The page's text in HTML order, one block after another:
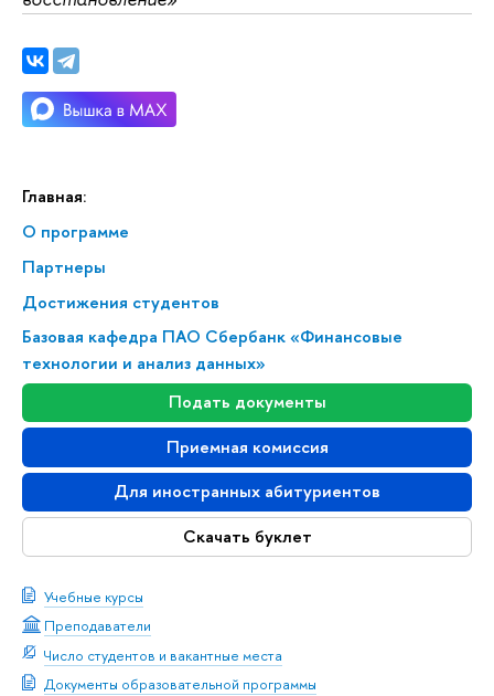
Главная:
О программе
Партнеры
Достижения студентов
Базовая кафедра ПАО Сбербанк «Финансовые
технологии и анализ данных»
Подать документы
Приемная комиссия
Для иностранных абитуриентов
Скачать буклет
Учебные курсы
Преподаватели
Число студентов и вакантные места
Документы образовательной программы